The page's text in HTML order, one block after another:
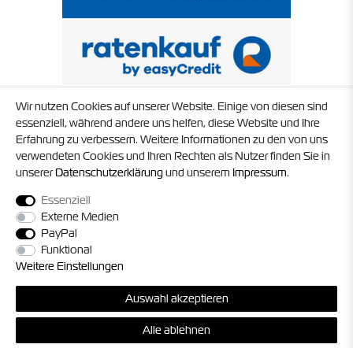
© 2026 Timo Struck und Jörg Militzer GbR. Alle Rechte vorbehalten. Alle
Preise inkl. gesetzl. MwSt. zzgl.Versandkosten, sofern nicht anders
angegeben.
Wir nutzen Cookies auf unserer Website. Einige von diesen sind
essenziell, während andere uns helfen, diese Website und Ihre
Erfahrung zu verbessern. Weitere Informationen zu den von uns
verwendeten Cookies und Ihren Rechten als Nutzer finden Sie in
unsererDaten­schutz­erklärungund unserem Impressum.
Essenziell
Externe Medien
PayPal
Funktional
Weitere Einstellungen
Auswahl akzeptieren
Alle ablehnen